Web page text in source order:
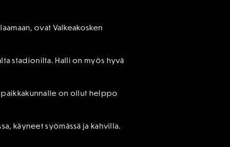
ovat Valkeakosken
stadionilta. Halli on myös hyvä
paikkakunnalle on ollut helppo
käyneet syömässä ja kahvilla.